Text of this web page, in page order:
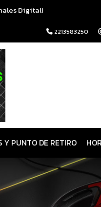
Digital!
2213583250
Y PUNTO DE RETIRO